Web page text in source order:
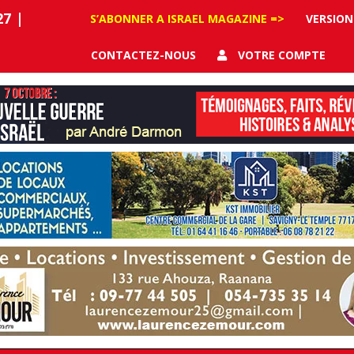
| S’ABONNER A ISRAEL MAGAZINE =>
CONTACTEZ-NOUS VOTRE COMPTE